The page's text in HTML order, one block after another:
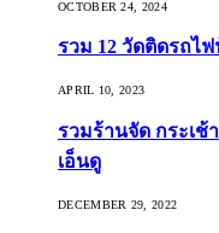
OCTOBER 24, 2024
รวม 12 วัดติดรถไ
APRIL 10, 2023
รวมร้านจัด กระเช้
เอ็นดู
DECEMBER 29, 2022